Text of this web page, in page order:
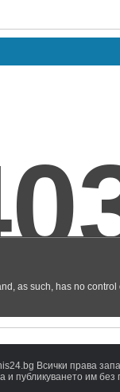
Всички права
и публикуването им